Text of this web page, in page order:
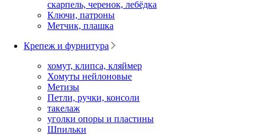
скарпель, черенок, лебёдка
Ключи, патроны
Метчик, плашка
Крепеж и фурнитура
хомут, клипса, кляймер
Хомуты нейлоновые
Метизы
Петли, ручки, консоли
такелаж
уголки опоры и пластины
Шпильки